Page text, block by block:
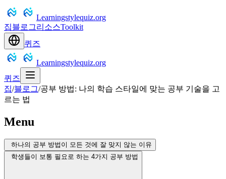
Learningstylequiz.org
집블로그리소스Toolkit
퀴즈
Learningstylequiz.org
퀴즈
집/블로그/공부 방법: 나의 학습 스타일에 맞는 공부 기술을 고
르는 법
Menu
하나의 공부 방법이 모든 것에 잘 맞지 않는 이유
학생들이 보통 필요로 하는 4가지 공부 방법